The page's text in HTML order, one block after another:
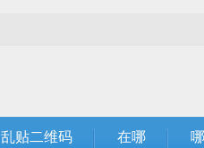
乱贴二维码 在哪